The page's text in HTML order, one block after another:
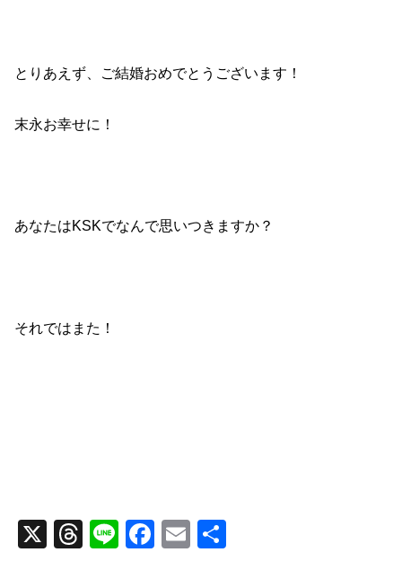
とりあえず、ご結婚おめでとうございます！
末永お幸せに！
あなたはKSKでなんで思いつきますか？
それではまた！
X
T
Li
F
E